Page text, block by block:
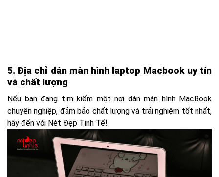
5. Địa chỉ dán màn hình laptop Macbook uy tín
và chất lượng
Nếu bạn đang tìm kiếm một nơi dán màn hình MacBook
chuyên nghiệp, đảm bảo chất lượng và trải nghiệm tốt nhất,
hãy đến với Nét Đẹp Tinh Tế!